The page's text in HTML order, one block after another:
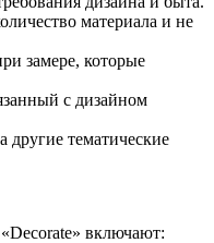
материала и не
замере, которые
с дизайном
другие тематические
включают: